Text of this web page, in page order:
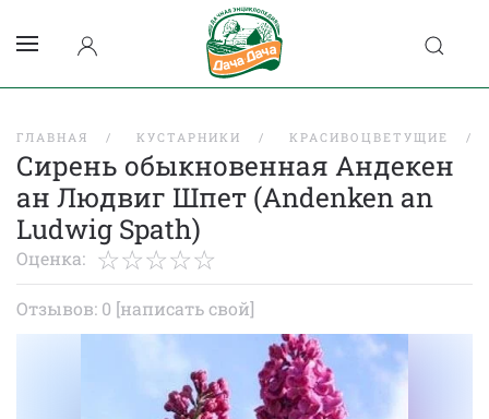
ГЛАВНАЯ КУСТАРНИКИ КРАСИВОЦВЕТУЩИЕ
Сирень обыкновенная Андекен
ан Людвиг Шпет (Andenken an
Ludwig Spath)
Оценка:
Отзывов: 0 [написать свой]